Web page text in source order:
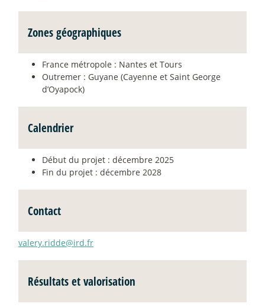
Zones géographiques
France métropole : Nantes et Tours
Outremer : Guyane (Cayenne et Saint George
d’Oyapock)
Calendrier
Début du projet : décembre 2025
Fin du projet : décembre 2028
Contact
valery.ridde@ird.fr
Résultats et valorisation